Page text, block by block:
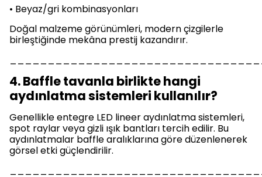
• Beyaz/gri kombinasyonları
Doğal malzeme görünümleri, modern çizgilerle
birleştiğinde mekâna prestij kazandırır.
4. Baffle tavanla birlikte hangi
aydınlatma sistemleri kullanılır?
Genellikle entegre LED lineer aydınlatma sistemleri,
spot raylar veya gizli ışık bantları tercih edilir. Bu
aydınlatmalar baffle aralıklarına göre düzenlenerek
görsel etki güçlendirilir.